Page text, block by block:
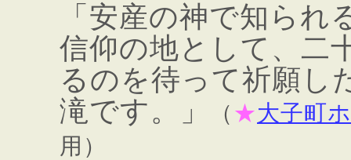
「安産の神で知られ
信仰の地として、二
るのを待って祈願し
滝です。」
（ ★大子町
用）